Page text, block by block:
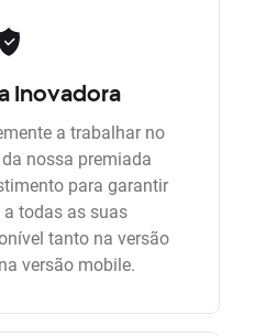
Inovadora
a trabalhar no
nossa premiada
para garantir
todas as suas
tanto na versão
versão mobile.